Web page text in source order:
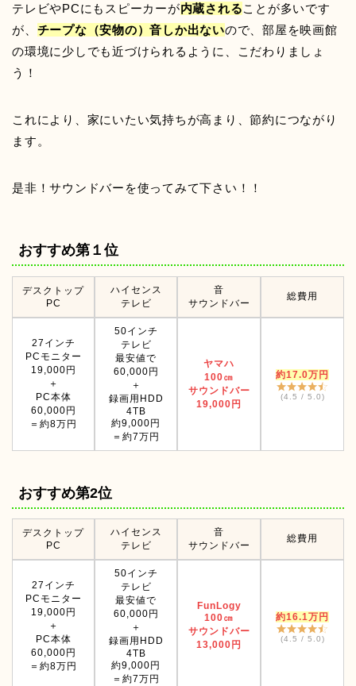
テレビやPCにもスピーカーが内蔵されることが多いです
が、 チープな（安物の）音しか出ないので、部屋を映画館
の環境に少しでも近づけられるように、こだわりましょ
う！
これにより、家にいたい気持ちが高まり、節約につながり
ます。
是非！サウンドバーを使ってみて下さい！！
おすすめ第１位
デスクトップ
PC
ハイセンス
テレビ
音
サウンドバー
総費用
27インチ
PCモニター
19,000円
＋
PC本体
60,000円
＝約8万円
50インチ
テレビ
最安値で
60,000円
＋
録画用HDD
4TB
約9,000円
＝約7万円
ヤマハ
100㎝
サウンドバー
19,000円
約17.0万円
(4.5 / 5.0)
おすすめ第2位
デスクトップ
PC
ハイセンス
テレビ
音
サウンドバー
総費用
27インチ
PCモニター
19,000円
＋
PC本体
60,000円
＝約8万円
50インチ
テレビ
最安値で
60,000円
＋
録画用HDD
4TB
約9,000円
＝約7万円
FunLogy
100㎝
サウンドバー
13,000円
約16.1万円
(4.5 / 5.0)